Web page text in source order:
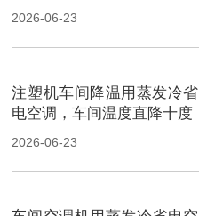
2026-06-23
注塑机车间降温用蒸发冷省
电空调，车间温度直降十度
2026-06-23